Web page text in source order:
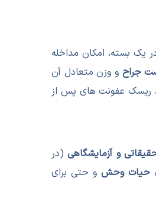
یک بسته، امکان مداخله
جراح و وزن متعادل آن
ریسک عفونت های پس از
و آزمایشگاهی(در
حیات وحشو حتی برای